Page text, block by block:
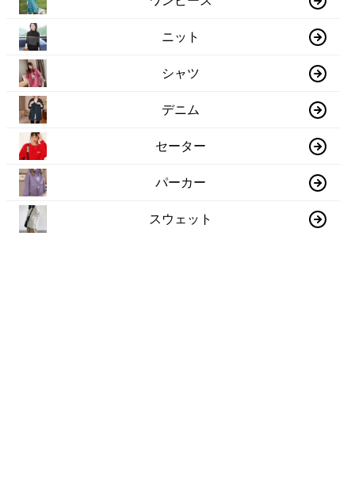
ニット
シャツ
デニム
セーター
パーカー
スウェット